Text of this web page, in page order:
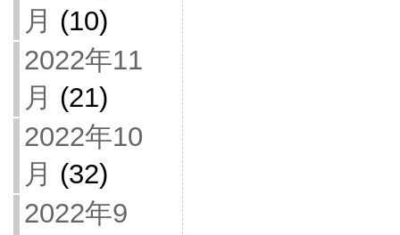
月 (10)
2022年11
月 (21)
2022年10
月 (32)
2022年9